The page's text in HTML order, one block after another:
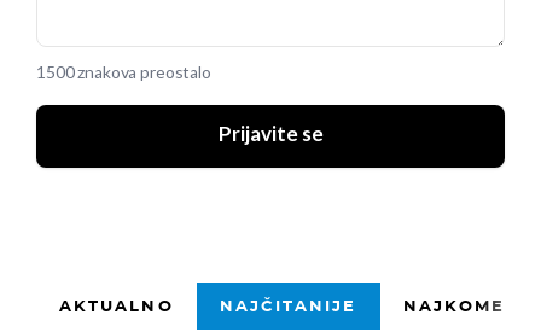
1500 znakova preostalo
Prijavite se
AKTUALNO NAJČITANIJE